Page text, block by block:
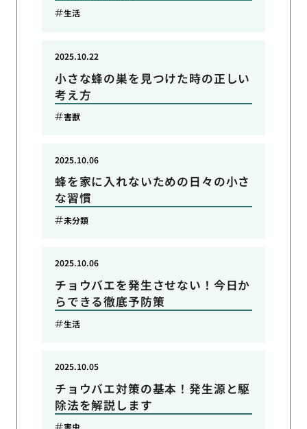
生活
小さな蜂の巣を見つけた時の正しい
考え方
2025.10.22
害獣
蜂を家に入れないための日々の小さ
な習慣
2025.10.06
未分類
チョウバエを発生させない！今日か
らできる徹底予防策
2025.10.06
生活
チョウバエ対策の基本！発生源と駆
除法を解説します
2025.10.05